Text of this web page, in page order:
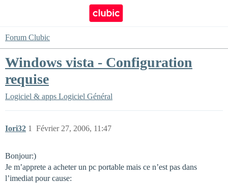
Forum Clubic
Windows vista - Configuration
requise
Logiciel & apps Logiciel Général
Iori32 Février 27, 2006, 11:47
1
Bonjour:)
Je m’apprete a acheter un pc portable mais ce n’est pas dans
l’imediat pour cause: